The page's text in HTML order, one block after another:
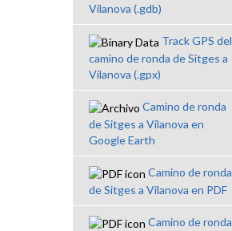
Vilanova (.gdb)
Track GPS del
camino de ronda de Sitges a
Vilanova (.gpx)
Camino de ronda
de Sitges a Vilanova en
Google Earth
Camino de ronda
de Sitges a Vilanova en PDF
Camino de ronda